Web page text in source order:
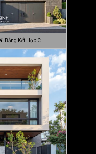
Bằng Kết Hợp C…